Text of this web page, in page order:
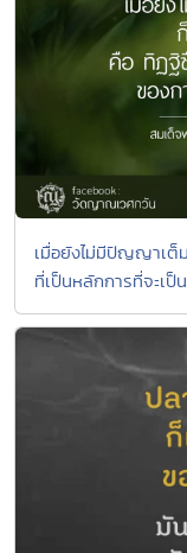
เมื่อยังไม่มีปัญญาเ
ที่เป็นหลักการที่จะเ